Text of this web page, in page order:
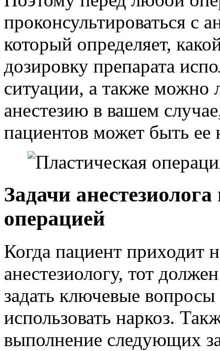
проконсультироваться с
который определяет,
дозировку препарата
ситуации, а также можно
анестезию в вашем
пациентов может быть ее
Задачи
операцией
Когда пациент приходит
анестезиологу, тот
задать ключевые
использовать наркоз.
выполнение следующих